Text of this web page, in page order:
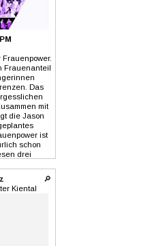
Frauenanteil
Das
mit
die Jason
ist
schon
drei
in noch nie
voller
euch das
2023
2023
🔎
Kiental